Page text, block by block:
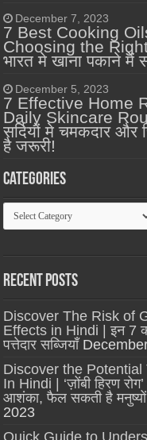
December 7, 2023
7 Best Cooking
Choosing the
भारत मे खाना पकाने
December 5, 2023
7 Effective Home
Daily Skincare
सर्दियों मे चमकदार और
है जरूरी!
Categories
Categories
Recent Posts
Discover The Risk of
Effects in Hindi | इन 7
पत्तेदार सब्जियाँ
Discover the Potential
In Hindi | ‘ज़ोंबी हिरण
आशंका, फैल सकती है
2023
Quick Guide to